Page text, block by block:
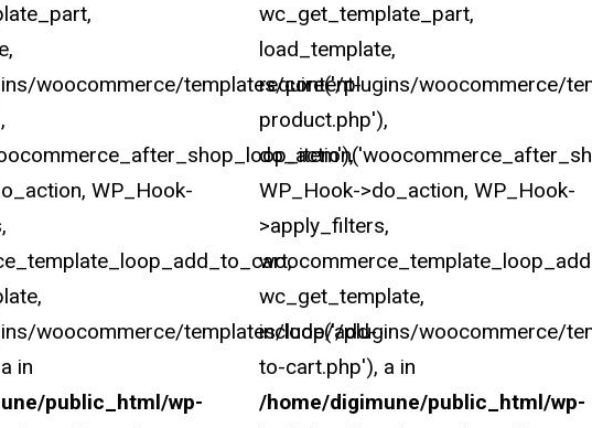
woocommerce/templates/content-
WP_Hook-
woocommerce/templates/loop/add-
in
public_html/wp-
wc_get_template_part,
load_template,
require('/plugins/woocommerce/
product.php'),
WP_Hook->do_action, WP_Hook-
>apply_filters,
wc_get_template,
include('/plugins/woocommerce/
to-cart.php'), a in
/home/digimune/public_html/wp-